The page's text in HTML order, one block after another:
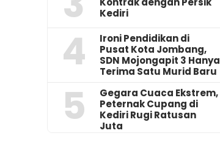
Kediri
4
Ironi Pendidikan di
Pusat Kota Jombang,
SDN Mojongapit 3 Hanya
Terima Satu Murid Baru
5
‎Gegara Cuaca Ekstrem,
Peternak Cupang di
Kediri Rugi Ratusan
Juta